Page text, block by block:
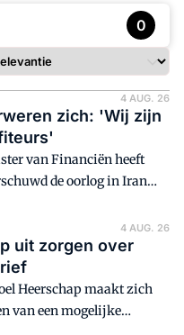
0
4 AUG. 26
zich: 'Wij zijn
van Financiën heeft
de oorlog in Iran
met maatregelen te
wel onterechte
4 AUG. 26
uit zorgen over
Heerschap maakt zich
van een mogelijke